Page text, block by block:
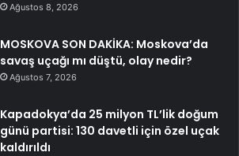
Ağustos 8, 2026
MOSKOVA SON DAKİKA: Moskova’da
savaş uçağı mı düştü, olay nedir?
Ağustos 7, 2026
Kapadokya’da 25 milyon TL’lik doğum
günü partisi: 130 davetli için özel uçak
kaldırıldı